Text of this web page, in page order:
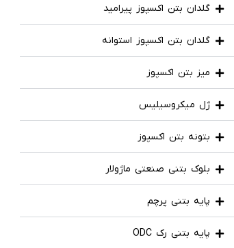
گلدان بتن اکسپوز پیرامید
گلدان بتن اکسپوز استوانه
میز بتن اکسپوز
ژل میکروسیلیس
بتونه بتن اکسپوز
بلوک بتنی صنعتی ماژولار
پایه بتنی پرچم
پایه بتنی رک ODC